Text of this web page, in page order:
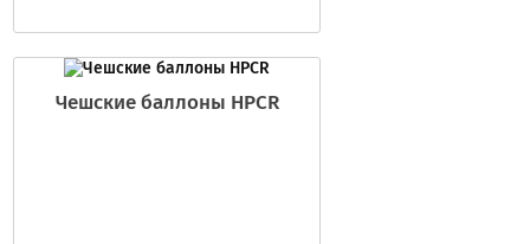
Чешские баллоны HPCR